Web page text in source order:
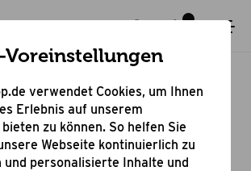
Grill Küche
Voreinstellungen
verwendet Cookies, um Ihnen
Erlebnis auf unserem
zu können. So helfen Sie
Webseite kontinuierlich zu
und personalisierte Inhalte und